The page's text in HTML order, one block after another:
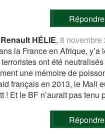
Renault HÉLIE,8 novembre
la France en Afrique, y’a
ont été
une mémoire de
français en 2013, le Mali
! Et le BF n’aurait pas tenu